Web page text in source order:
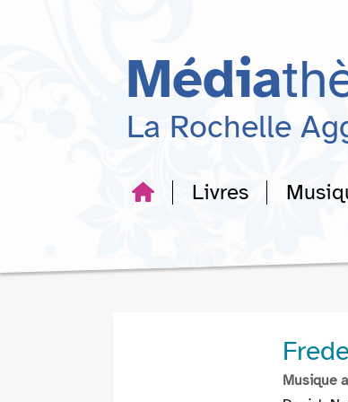
recherche
Média
La Rochelle
Livres
Musique